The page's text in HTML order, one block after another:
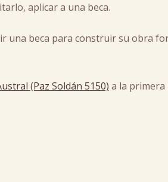
aplicar a una beca.
una beca para construir su obra
(Paz Soldán 5150) a la